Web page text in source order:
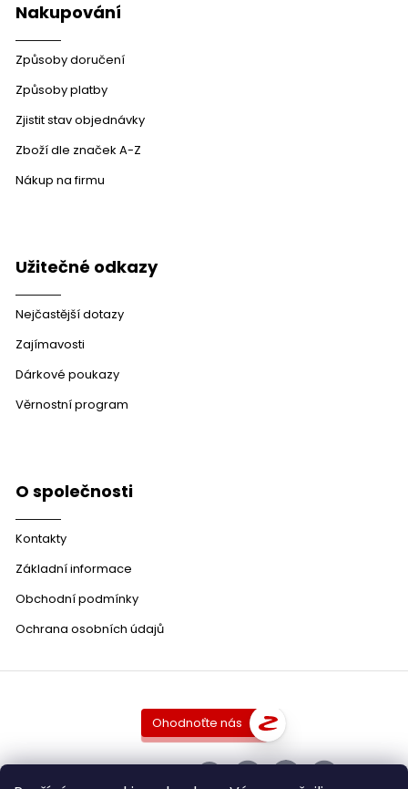
Nakupování
Způsoby doručení
Způsoby platby
Zjistit stav objednávky
Zboží dle značek A-Z
Nákup na firmu
Užitečné odkazy
Nejčastější dotazy
Zajímavosti
Dárkové poukazy
Věrnostní program
O společnosti
Kontakty
Základní informace
Obchodní podmínky
Ochrana osobních údajů
Ohodnoťte nás